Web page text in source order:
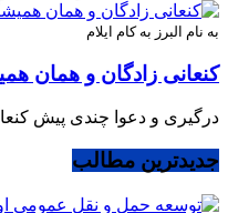
به نام البرز به کام ایلام
کنعانی زادگان و همان
درگیری و دعوا چندی پیش
جدیدترین مطالب